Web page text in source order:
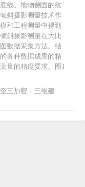
线、地物侧面的纹
斜摄影测量技术作
和工程测量中得到
斜摄影测量在大比
数据采集方法。结
各种数据成果的精
量的精度要求。图1
三加密；三维建